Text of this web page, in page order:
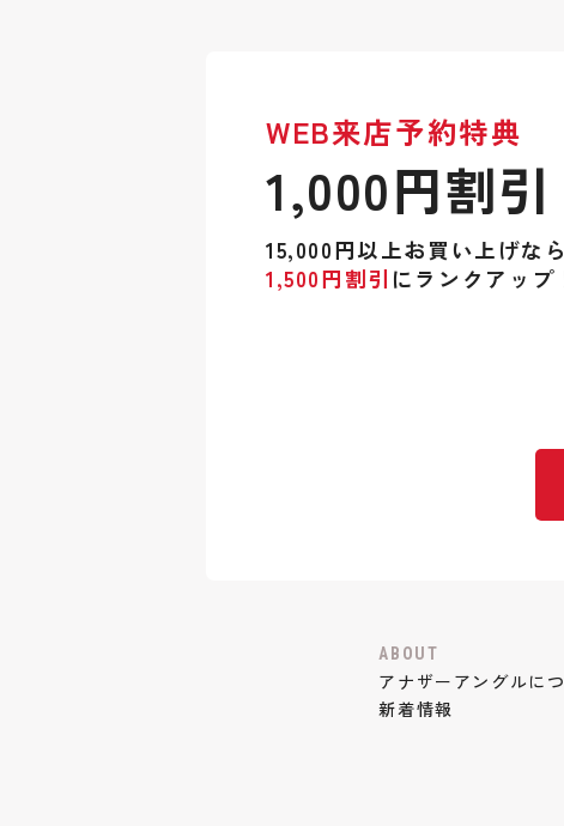
WEB来店予約特典
1,000円割引
15,000円以上お買い上げなら
1,500円割引 にランクアップ
ABOUT
アナザーアングルに
新着情報